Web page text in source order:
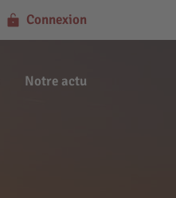
Notre actu
Connexion